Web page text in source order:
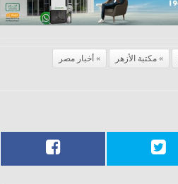
مكتبة الأزهر
أخبار مصر